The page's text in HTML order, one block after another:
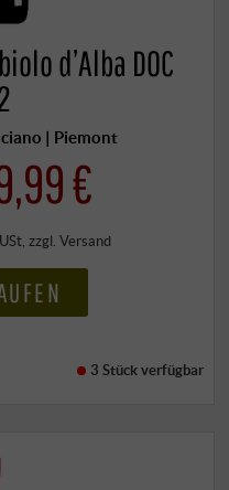
d’Alba DOC
| Piemont
€
, zzgl. Versand
3 Stückverfügbar